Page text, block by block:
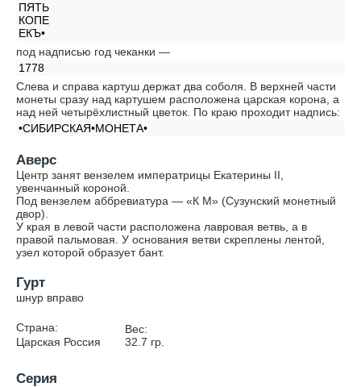
ПЯТЬ
КОПЕ
ЕКЪ•
под надписью год чеканки —
1778
Слева и справа картуш держат два соболя. В верхней части
монеты сразу над картушем расположена царская корона, а
над ней четырёхлистный цветок. По краю проходит надпись:
•СИБИРСКАЯ•МОНЕТА•
Аверс
Центр занят вензелем императрицы Екатерины II,
увенчанный короной.
Под вензелем аббревиатура — «К М» (Сузунский монетный
двор).
У края в левой части расположена лавровая ветвь, а в
правой пальмовая. У основания ветви скреплены лентой,
узел которой образует бант.
Гурт
шнур вправо
Страна:
Царская Россия
Вес:
32.7 гр.
Серия